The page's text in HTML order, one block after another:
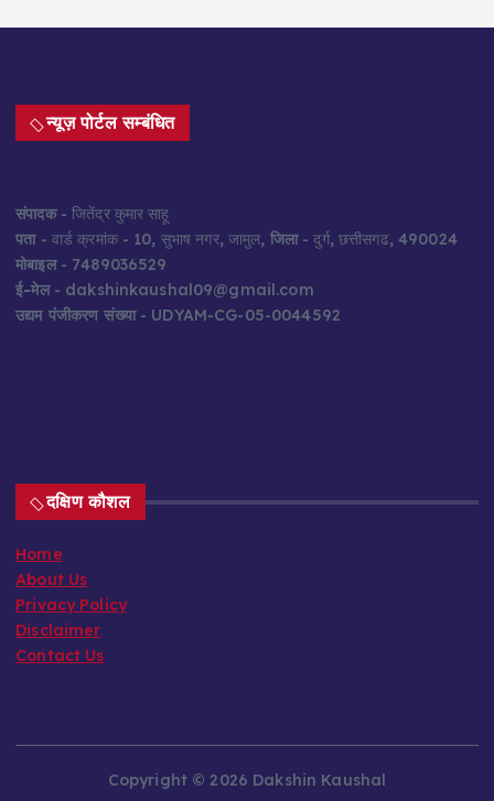
न्यूज़ पोर्टल सम्बंधित
संपादक- जितेंद्र कुमार साहू
पता- वार्ड क्रमांक - 10, सुभाष नगर, जामुल, जिला- दुर्ग, छत्तीसगढ, 490024
मोबाइल- 7489036529
ई-मेल- dakshinkaushal09@gmail.com
उद्यम पंजीकरण संख्या- UDYAM-CG-05-0044592
दक्षिण कौशल
Home
About Us
Privacy Policy
Disclaimer
Contact Us
Copyright © 2026 Dakshin Kaushal